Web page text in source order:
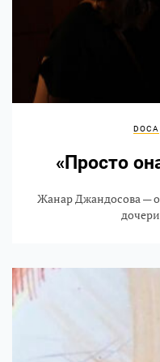
DOCA
«Просто
Жанар Джандосова —